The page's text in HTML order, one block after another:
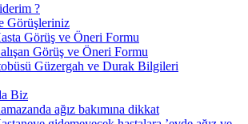
?
Görüşleriniz
Görüş ve Öneri Formu
Görüş ve Öneri Formu
Güzergah ve Durak Bilgileri
Biz
ağız bakımına dikkat